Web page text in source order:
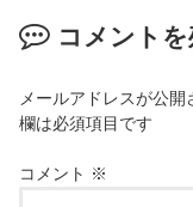
コメント
メールアドレスが公開
欄は必須項目です
コメント ※